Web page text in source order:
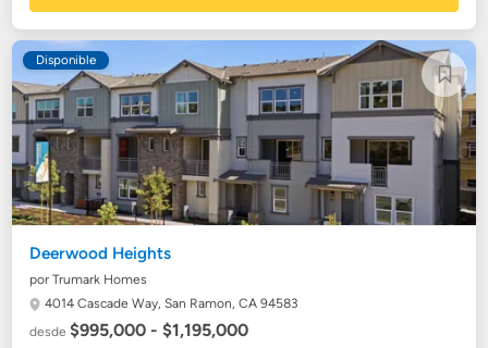
Disponible
Deerwood Heights
por Trumark Homes
4014 Cascade Way,San Ramon, CA 94583
desde$995,000 - $1,195,000